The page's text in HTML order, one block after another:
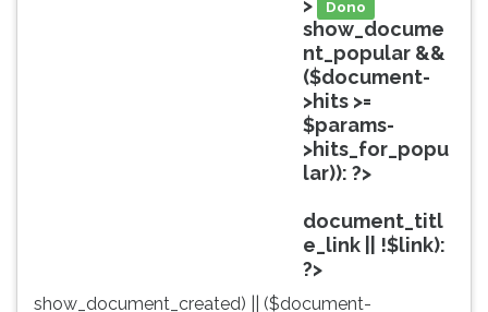
>
Dono
show_docume
nt_popular &&
($document-
>hits >=
$params-
>hits_for_popu
lar)): ?>
document_titl
e_link || !$link):
?>
show_document_created) || ($document-